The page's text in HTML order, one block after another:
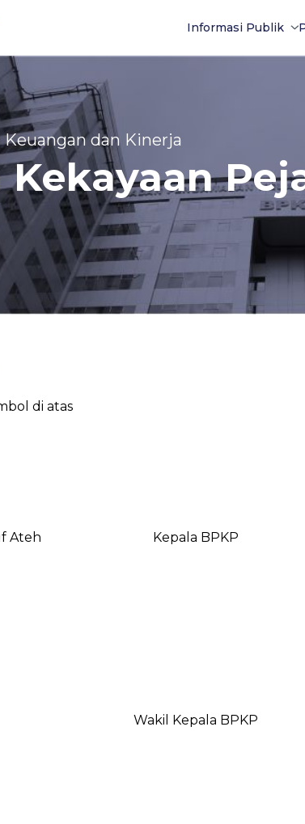
Informasi Publik
dan Kinerja
di atas
Ateh Kepala BPKP
Wakil Kepala BPKP